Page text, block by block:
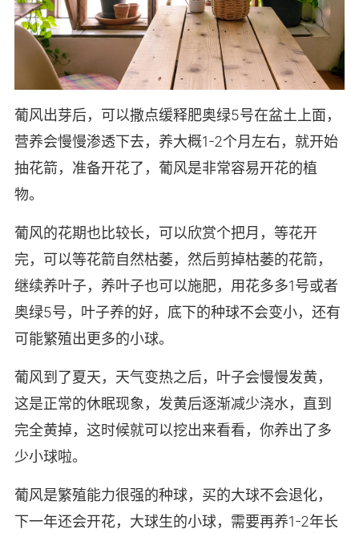
葡风出芽后，可以撒点缓释肥奥绿5号在盆土上面，
营养会慢慢渗透下去，养大概1-2个月左右，就开始
抽花箭，准备开花了，葡风是非常容易开花的植
物。
葡风的花期也比较长，可以欣赏个把月，等花开
完，可以等花箭自然枯萎，然后剪掉枯萎的花箭，
继续养叶子，养叶子也可以施肥，用花多多1号或者
奥绿5号，叶子养的好，底下的种球不会变小，还有
可能繁殖出更多的小球。
葡风到了夏天，天气变热之后，叶子会慢慢发黄，
这是正常的休眠现象，发黄后逐渐减少浇水，直到
完全黄掉，这时候就可以挖出来看看，你养出了多
少小球啦。
葡风是繁殖能力很强的种球，买的大球不会退化，
下一年还会开花，大球生的小球，需要再养1-2年长